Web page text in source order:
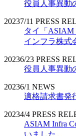
役員人事異動
20237/11 PRESS
タイ「ASIAM
インフラ株式
20236/23 PRESS
役員人事異動
20236/1 NEWS
適格請求書発
20234/4 PRESS
ASIAM Infra
いました。